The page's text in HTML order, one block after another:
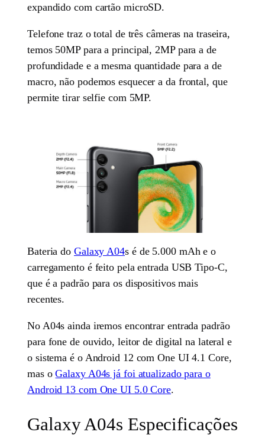
expandido com cartão microSD.
Telefone traz o total de três câmeras na traseira,
temos 50MP para a principal, 2MP para a de
profundidade e a mesma quantidade para a de
macro, não podemos esquecer a da frontal, que
permite tirar selfie com 5MP.
Bateria do Galaxy A04s é de 5.000 mAh e o
carregamento é feito pela entrada USB Tipo-C,
que é a padrão para os dispositivos mais
recentes.
No A04s ainda iremos encontrar entrada padrão
para fone de ouvido, leitor de digital na lateral e
o sistema é o Android 12 com One UI 4.1 Core,
mas oGalaxy A04s já foi atualizado para o
Android 13 com One UI 5.0 Core.
Galaxy A04s Especificações